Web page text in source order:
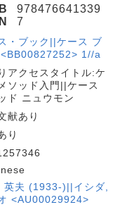
N
978476641339
7
・ブック||ケース ブ
<BB00827252> 1//a
アクセスタイトル:ケ
ソッド入門||ケース
ド ニュウモン
献あり
り
英夫 (1933-)||イシダ,
<AU00029924>